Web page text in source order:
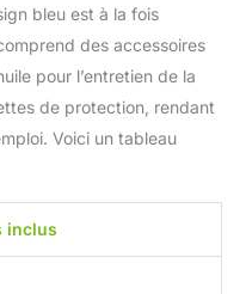
le réservoir avec
fournie, d'appuyer
la lubrification qui
la friction et
vos coupes
bleu est à la fois
des accessoires
pour l’entretien de la
de protection, rendant
Voici un tableau
inclus